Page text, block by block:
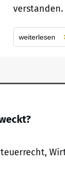
verstanden.
weiterlesen